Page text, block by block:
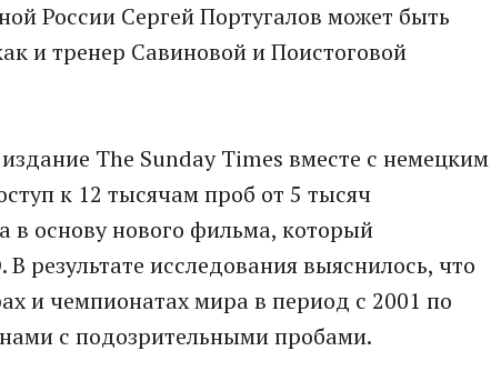
России Сергей Португалов может быть
и тренер Савиновой и Поистоговой
The Sunday Times вместе с немецким
к 12 тысячам проб от 5 тысяч
в основу нового фильма, который
результате исследования выяснилось, что
и чемпионатах мира в период с 2001 по
с подозрительными пробами.